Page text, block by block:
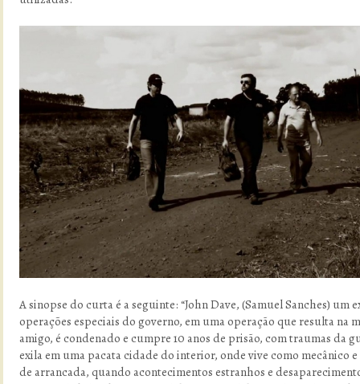
A sinopse do curta é a seguinte: “John Dave, (Samuel Sanches) um
operações especiais do governo, em uma operação que resulta na
amigo, é condenado e cumpre 10 anos de prisão, com traumas da
exila em uma pacata cidade do interior, onde vive como mecânico
de arrancada, quando acontecimentos estranhos e